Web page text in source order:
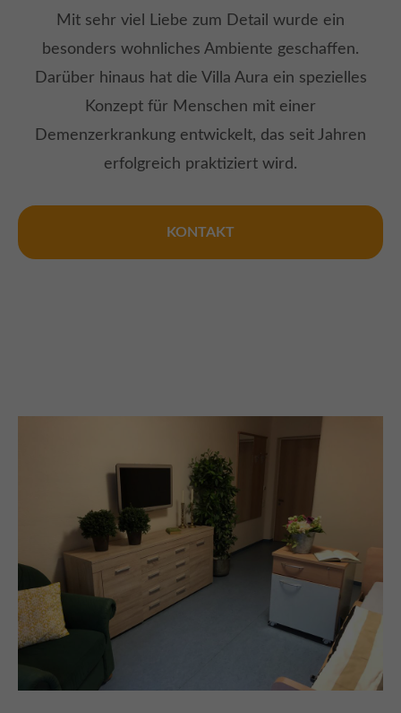
Mit sehr viel Liebe zum Detail wurde ein
besonders wohnliches Ambiente geschaffen.
Darüber hinaus hat die Villa Aura ein spezielles
Konzept für Menschen mit einer
Demenzerkrankung entwickelt, das seit Jahren
erfolgreich praktiziert wird.
KONTAKT